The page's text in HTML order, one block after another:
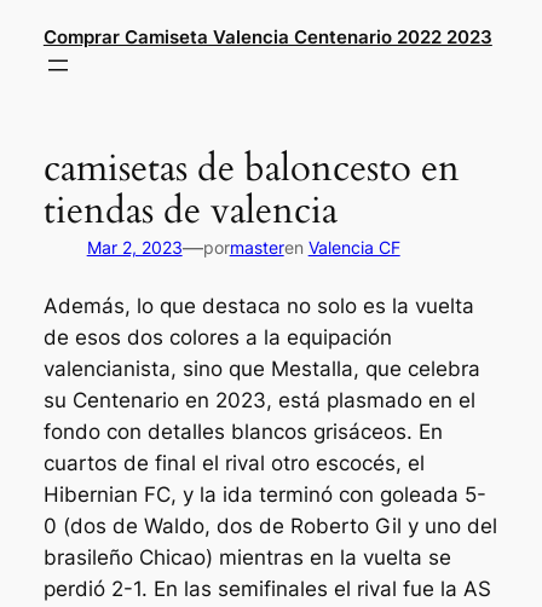
contenido
Comprar Camiseta Valencia Centenario 2022 2023
camisetas de baloncesto en
tiendas de valencia
Mar 2, 2023—pormasteren Valencia CF
Además, lo que destaca no solo es la vuelta
de esos dos colores a la equipación
valencianista, sino que Mestalla, que celebra
su Centenario en 2023, está plasmado en el
fondo con detalles blancos grisáceos. En
cuartos de final el rival otro escocés, el
Hibernian FC, y la ida terminó con goleada 5-
0 (dos de Waldo, dos de Roberto Gil y uno del
brasileño Chicao) mientras en la vuelta se
perdió 2-1. En las semifinales el rival fue la AS